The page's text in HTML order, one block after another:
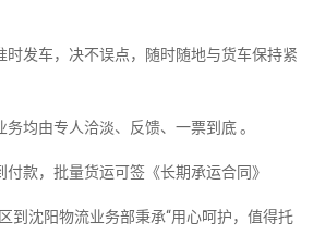
发车，决不误点，随时随地与货车保持紧
均由专人洽淡、反馈、一票到底 。
款，批量货运可签《长期承运合同》
沈阳物流业务部秉承“用心呵护，值得托